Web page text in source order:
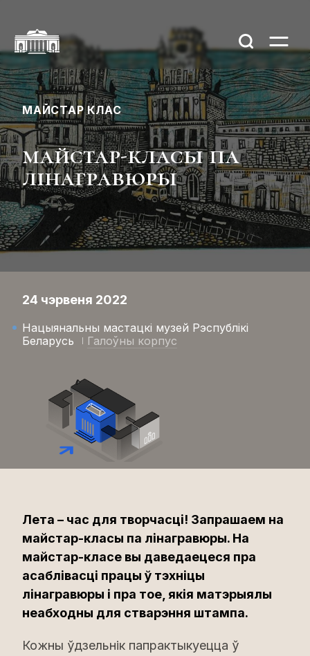
МАЙСТАР КЛАС
майстар-класы па
лінагравюры
24 чэрвеня 2022
Нацыянальны мастацкі музей Рэспублікі
Беларусь
Галоўны корпус
Лета – час для творчасці! Запрашаем на
майстар-класы па лінагравюры. На
майстар-класе вы даведаецеся пра
асаблівасці працы ў тэхніцы
лінагравюры і пра тое, якія матэрыялы
неабходны для стварэння штампа.
Кожны ўдзельнік папрактыкуецца ў